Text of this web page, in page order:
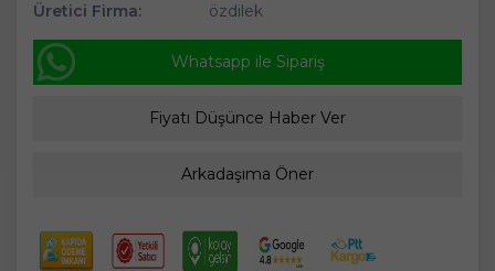
Üretici Firma:
özdilek
Whatsapp ile Sipariş
Fiyatı Düşünce Haber Ver
Arkadaşıma Öner